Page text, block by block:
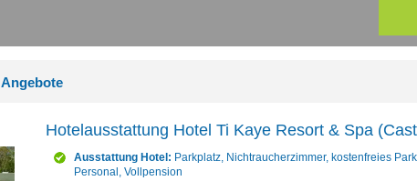
Angebote
Hotelausstattung Hotel Ti Kaye Resort & Spa
Ausstattung Hotel: Parkplatz, Nichtraucherzimmer, kostenfreies
Personal, Vollpension